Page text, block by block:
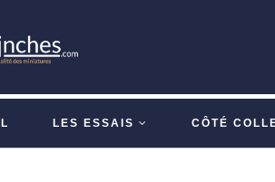
LES ESSAIS CÔTÉ